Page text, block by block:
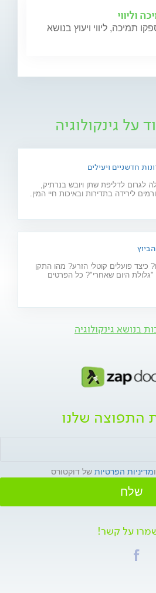
וליווי
תמיכה, ליווי ויעוץ בנושא
על גינקולוגיה
חדשניים ויעילים
לגרום לדליפת שתן ויובש בנרתיק,
לירידה בתדירות ובאיכות חיי המין.
כיצד פועלים קוטלי הזרע? מהו התקן
"גלולת היום שאחרי"? כל הפרטים
בנושא גינקולוגיה
התפוצה שלנו
ומדיניות הפרטיות של דוקטורס
שלח
על קשר!